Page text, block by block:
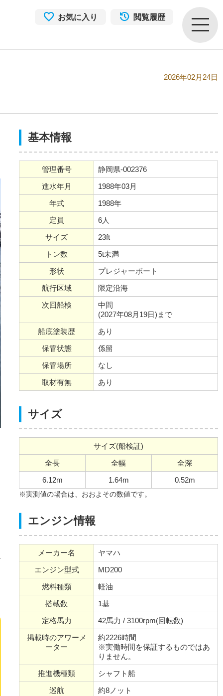
お気に入り 閲覧履歴
2026年02月24日
基本情報
管理番号
静岡県-002376
進水年月
1988年03月
年式
1988年
定員
6人
サイズ
23ft
トン数
5t未満
形状
プレジャーボート
航行区域
限定沿海
次回船検
中間
(2027年08月19日)まで
船底塗装歴
あり
保管状態
係留
保管場所
なし
取材有無
あり
サイズ
サイズ(船検証)
全長
全幅
全深
6.12m
1.64m 0.52m
※実測値の場合は、おおよその数値です。
エンジン情報
メーカー名
ヤマハ
エンジン型式
MD200
燃料種類
軽油
搭載数
1基
定格馬力
42馬力 / 3100rpm(回転数)
掲載時のアワーメ
ーター
約2226時間
※実働時間を保証するものではあ
りません。
推進機種類
シャフト船
巡航
約8ノット